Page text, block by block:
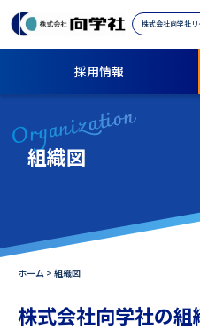
株式会社向学社
採用情報
Organization
組織図
ホーム > 組織図
株式会社向学社の組